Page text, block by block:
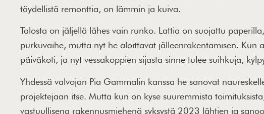
täydellistä remonttia, on lämmin ja kuiva.
Talosta on jäljellä lähes vain runko. Lattia on suojattu
purkuvaihe, mutta nyt he aloittavat jälleenrakentamisen. Kun
päiväkoti, ja nyt vessakoppien sijasta sinne tulee suihkuja,
Yhdessä valvojan Pia Gammalin kanssa he sanovat
projektejaan itse. Mutta kun on kyse suuremmista
vastuullisena rakennusmiehenä syksystä 2023 lähtien ja